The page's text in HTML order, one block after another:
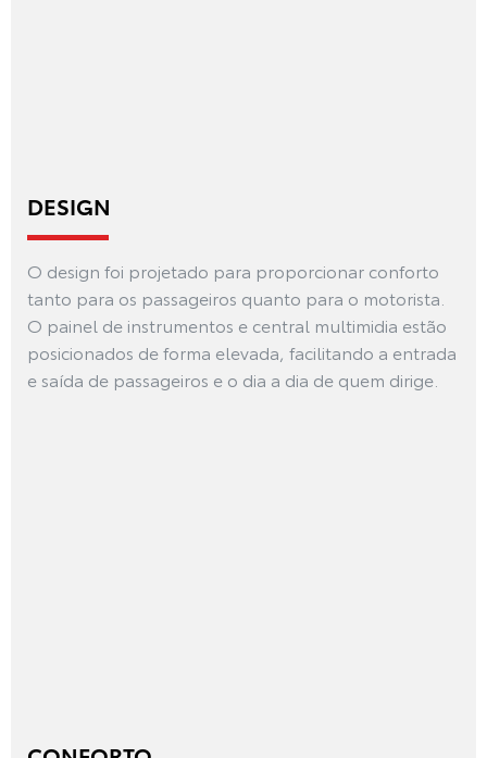
DESIGN
O design foi projetado para proporcionar conforto
tanto para os passageiros quanto para o motorista.
O painel de instrumentos e central multimidia estão
posicionados de forma elevada, facilitando a entrada
e saída de passageiros e o dia a dia de quem dirige.